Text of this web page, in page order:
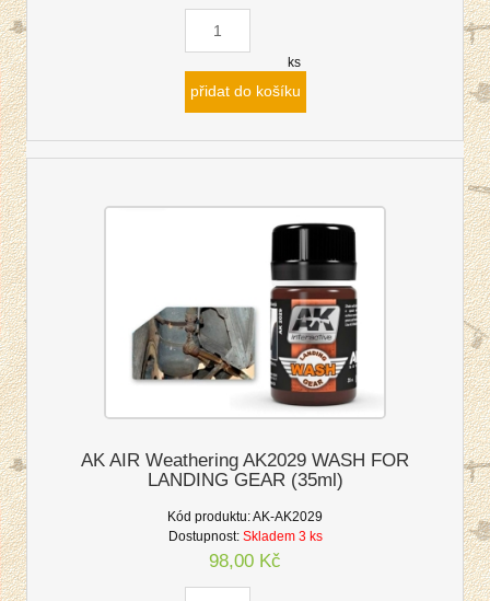
ks
přidat do košíku
AK AIR Weathering AK2029 WASH FOR
LANDING GEAR (35ml)
Kód produktu:AK-AK2029
Dostupnost: Skladem 3 ks
98,00 Kč